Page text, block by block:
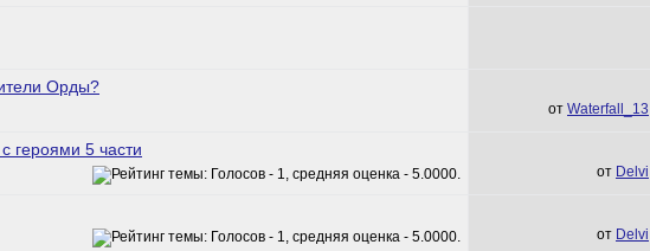
Орды?
от Waterfall_13
5 части
от Delvi
от Delvi